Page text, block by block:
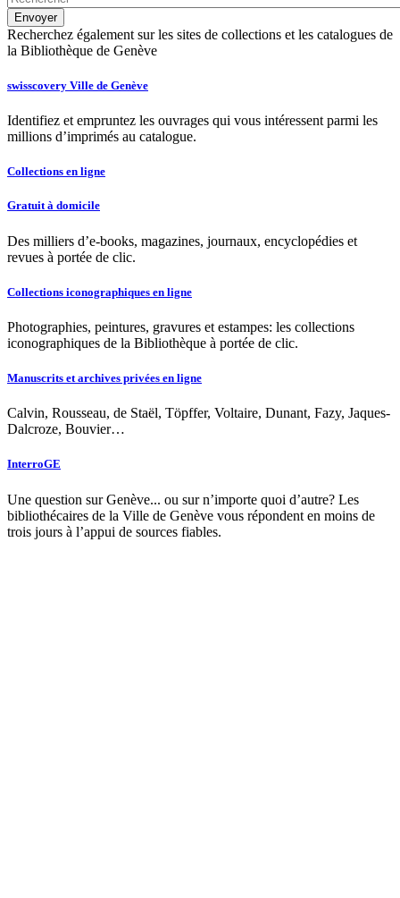
Recherchez également sur les sites de collections et les catalogues de
la Bibliothèque de Genève
swisscovery Ville de Genève
Identifiez et empruntez les ouvrages qui vous intéressent parmi les
millions d’imprimés au catalogue.
Collections en ligne
Gratuit à domicile
Des milliers d’e-books, magazines, journaux, encyclopédies et
revues à portée de clic.
Collections iconographiques en ligne
Photographies, peintures, gravures et estampes: les collections
iconographiques de la Bibliothèque à portée de clic.
Manuscrits et archives privées en ligne
Calvin, Rousseau, de Staël, Töpffer, Voltaire, Dunant, Fazy, Jaques-
Dalcroze, Bouvier…
InterroGE
Une question sur Genève... ou sur n’importe quoi d’autre? Les
bibliothécaires de la Ville de Genève vous répondent en moins de
trois jours à l’appui de sources fiables.